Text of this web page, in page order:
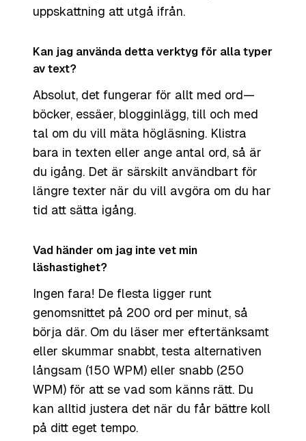
uppskattning att utgå ifrån.
Kan jag använda detta verktyg för alla typer
av text?
Absolut, det fungerar för allt med ord—
böcker, essäer, blogginlägg, till och med
tal om du vill mäta högläsning. Klistra
bara in texten eller ange antal ord, så är
du igång. Det är särskilt användbart för
längre texter när du vill avgöra om du har
tid att sätta igång.
Vad händer om jag inte vet min
läshastighet?
Ingen fara! De flesta ligger runt
genomsnittet på 200 ord per minut, så
börja där. Om du läser mer eftertänksamt
eller skummar snabbt, testa alternativen
långsam (150 WPM) eller snabb (250
WPM) för att se vad som känns rätt. Du
kan alltid justera det när du får bättre koll
på ditt eget tempo.